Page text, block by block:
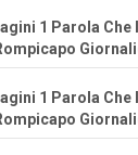
1 Parola Che
1 Parola Che